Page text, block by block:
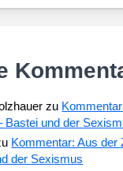
zu
Bastei und der
Kommentar: Aus der
der Sexismus